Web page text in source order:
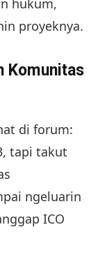
proyeknya.
Komunitas
di forum:
tapi takut
ngeluarin
ICO